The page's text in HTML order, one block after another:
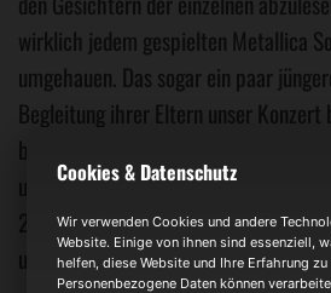
wirklich jedem gespielten Metallica
umgehauen. Das sogar ein paar
Begleitung ihrer Eltern unser
besonders gefreut. Vielen Dank an
unvergesslichen Abend verbracht
25.01.2025 wieder und dann feiern
unsere 20 jähriges METAKILLA
Cookies & Datenschutz
Wir verwenden Cookies und andere
Website. Einige von ihnen sind essenziell,
helfen, diese Website und Ihre Erfahrung zu
Personenbezogene Daten können